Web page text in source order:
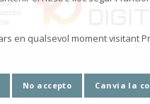
en qualsevol moment visitant
No accepto Canvia la